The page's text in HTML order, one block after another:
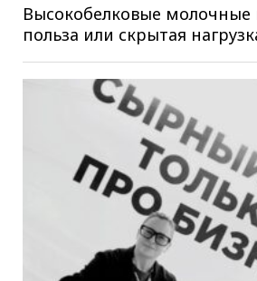
Высокобелковые молочные
польза или скрытая